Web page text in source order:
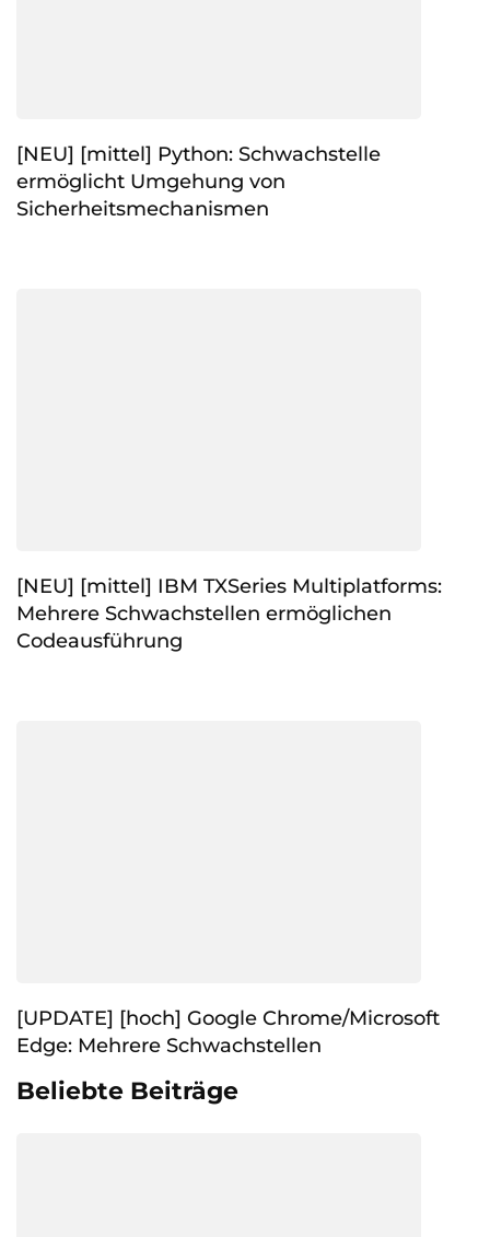
[NEU] [mittel] Python: Schwachstelle
ermöglicht Umgehung von
Sicherheitsmechanismen
[NEU] [mittel] IBM TXSeries Multiplatforms:
Mehrere Schwachstellen ermöglichen
Codeausführung
[UPDATE] [hoch] Google Chrome/Microsoft
Edge: Mehrere Schwachstellen
Beliebte Beiträge